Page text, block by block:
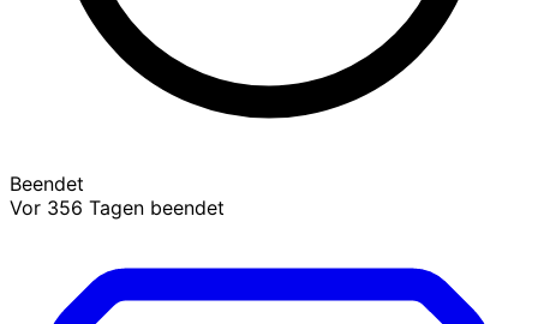
Beendet
Vor 356 Tagen beendet